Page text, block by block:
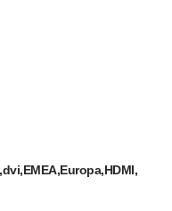
dvi EMEA Europa HDMI